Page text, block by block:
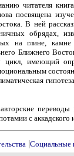
читателя
посвящена
В ней
обрядах,
на глине,
Ближнего
цикл, имеющий
переводы
с аккадского
|Социальные